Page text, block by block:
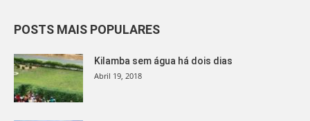
POSTS MAIS POPULARES
Kilamba sem água há dois dias
Abril 19, 2018